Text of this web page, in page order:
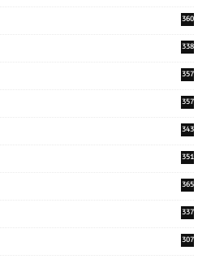
360
338
357
357
343
351
365
337
307